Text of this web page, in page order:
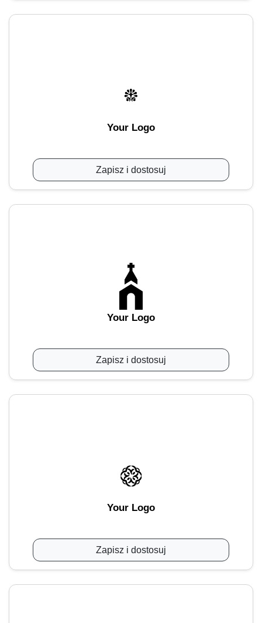
Your Logo
Zapisz i dostosuj
Your Logo
Zapisz i dostosuj
Your Logo
Zapisz i dostosuj